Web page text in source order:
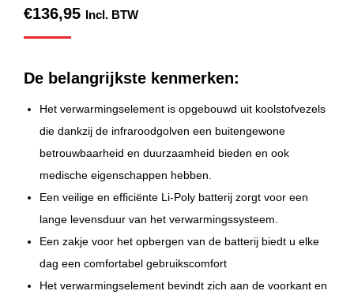
€136,95 Incl. BTW
De belangrijkste kenmerken:
Het verwarmingselement is opgebouwd uit koolstofvezels
die dankzij de infraroodgolven een buitengewone
betrouwbaarheid en duurzaamheid bieden en ook
medische eigenschappen hebben.
Een veilige en efficiënte Li-Poly batterij zorgt voor een
lange levensduur van het verwarmingssysteem.
Een zakje voor het opbergen van de batterij biedt u elke
dag een comfortabel gebruikscomfort
Het verwarmingselement bevindt zich aan de voorkant en